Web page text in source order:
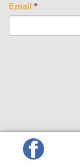
Email *